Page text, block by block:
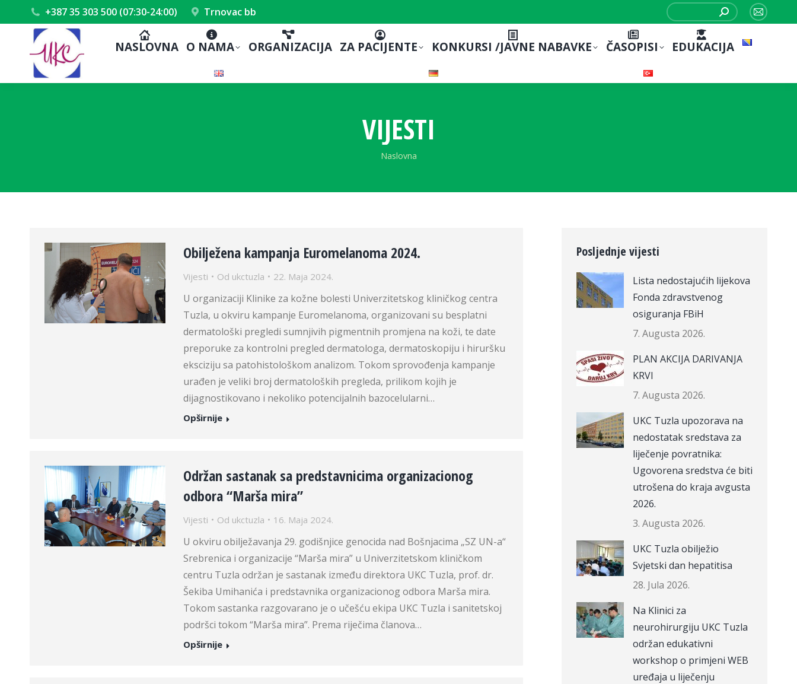
+387 35 303 500 (07:30-24:00) Trnovac bb
Search:
Mail
NASLOVNA O NAMA ORGANIZACIJA ZA PACIJENTE KONKURSI /JAVNE NABAVKE ČASOPISI EDUKACIJA
VIJESTI
You are here:
Naslovna
Obilježena kampanja Euromelanoma 2024.
Vijesti Od ukctuzla 22. Maja 2024.
U organizaciji Klinike za kožne bolesti Univerzitetskog kliničkog centra
Tuzla, u okviru kampanje Euromelanoma, organizovani su besplatni
dermatološki pregledi sumnjivih pigmentnih promjena na koži, te date
preporuke za kontrolni pregled dermatologa, dermatoskopiju i hiruršku
eksciziju sa patohistološkom analizom. Tokom sprovođenja kampanje
urađen je veliki broj dermatoloških pregleda, prilikom kojih je
dijagnostikovano i nekoliko potencijalnih bazocelularni…
Opširnije
Održan sastanak sa predstavnicima organizacionog
odbora “Marša mira”
Vijesti Od ukctuzla 16. Maja 2024.
U okviru obilježavanja 29. godišnjice genocida nad Bošnjacima „SZ UN-a“
Srebrenica i organizacije “Marša mira” u Univerzitetskom kliničkom
centru Tuzla održan je sastanak između direktora UKC Tuzla, prof. dr.
Šekiba Umihanića i predstavnika organizacionog odbora Marša mira.
Tokom sastanka razgovarano je o učešću ekipa UKC Tuzla i sanitetskoj
podršci tokom “Marša mira”. Prema riječima članova…
Opširnije
Posljednje vijesti
Lista nedostajućih lijekova
Fonda zdravstvenog
osiguranja FBiH
7. Augusta 2026.
PLAN AKCIJA DARIVANJA
KRVI
7. Augusta 2026.
UKC Tuzla upozorava na
nedostatak sredstava za
liječenje povratnika:
Ugovorena sredstva će biti
utrošena do kraja avgusta
2026.
3. Augusta 2026.
UKC Tuzla obilježio
Svjetski dan hepatitisa
28. Jula 2026.
Na Klinici za
neurohirurgiju UKC Tuzla
održan edukativni
workshop o primjeni WEB
uređaja u liječenju